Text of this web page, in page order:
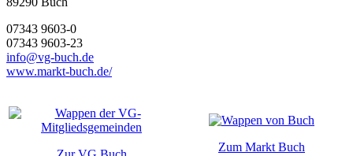
07343 9603-0
07343 9603-23
info@vg-buch.de
www.markt-buch.de/
Zum Markt Buch